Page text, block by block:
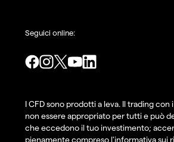
Seguici online:
I CFD sono prodotti a leva. Il trading con
non essere appropriato per tutti e può
che eccedono il tuo investimento;
pienamente compreso l'informativa sui